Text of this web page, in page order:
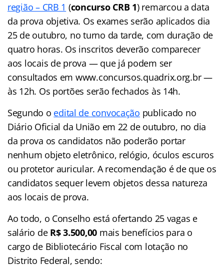
região – CRB 1 (concurso CRB 1) remarcou a data
da prova objetiva. Os exames serão aplicados dia
25 de outubro, no turno da tarde, com duração de
quatro horas. Os inscritos deverão comparecer
aos locais de prova — que já podem ser
consultados em www.concursos.quadrix.org.br —
às 12h. Os portões serão fechados às 14h.
Segundo o edital de convocação publicado no
Diário Oficial da União em 22 de outubro, no dia
da prova os candidatos não poderão portar
nenhum objeto eletrônico, relógio, óculos escuros
ou protetor auricular. A recomendação é de que os
candidatos sequer levem objetos dessa natureza
aos locais de prova.
Ao todo, o Conselho está ofertando 25 vagas e
salário deR$ 3.500,00 mais benefícios para o
cargo de Bibliotecário Fiscal com lotação no
Distrito Federal, sendo: